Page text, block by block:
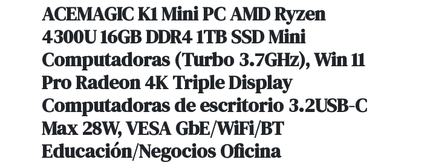
ACEMAGIC K1 Mini PC AMD Ryzen
4300U 16GB DDR4 1TB SSD Mini
Computadoras (Turbo 3.7GHz), Win 11
Pro Radeon 4K Triple Display
Computadoras de escritorio 3.2USB-C
Max 28W, VESA GbE/WiFi/BT
Educación/Negocios Oficina